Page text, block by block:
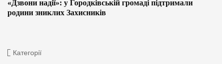
«Дзвони надії»: у Городківській громаді підтримали
родини зниклих Захисників
Категорії